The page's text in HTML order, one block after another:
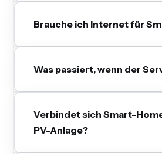
Brauche ich Internet für
Was passiert, wenn der
Verbindet sich Smart-
PV-Anlage?